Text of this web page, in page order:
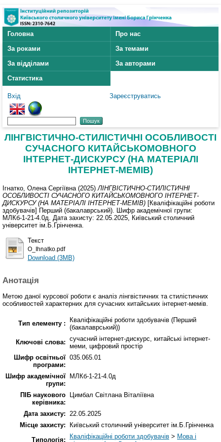
Головна
Про нас
За роками
За темами
За відділами
За авторами
Статистика
Вхід Зареєструватись
ЛІНГВІСТИЧНО-СТИЛІСТИЧНІ ОСОБЛИВОСТІ
СУЧАСНОГО КИТАЙСЬКОМОВНОГО
ІНТЕРНЕТ-ДИСКУРСУ (НА МАТЕРІАЛІ
ІНТЕРНЕТ-МЕМІВ)
Ігнатко, Олена Сергіївна (2025) ЛІНГВІСТИЧНО-СТИЛІСТИЧНІ
ОСОБЛИВОСТІ СУЧАСНОГО КИТАЙСЬКОМОВНОГО ІНТЕРНЕТ-
ДИСКУРСУ (НА МАТЕРІАЛІ ІНТЕРНЕТ-МЕМІВ) [Кваліфікаційні роботи
здобувачів] Перший (бакалаврський). Шифр академічної групи:
МЛКб-1-21-4.0д. Дата захисту: 22.05.2025, Київський столичний
університет ім.Б.Грінченка.
Текст
O_Ihnatko.pdf
Download (3MB)
Анотація
Метою даної курсової роботи є аналіз лінгвістичних та стилістичних
особливостей характерних для сучасних китайських інтернет-мемів.
Тип елементу :
Кваліфікаційні роботи здобувачів (Перший
(бакалаврський))
Ключові слова: сучасний інтернет-дискурс, китайські інтернет-
меми, цифровий простір
Шифр освітньої
програми:
035.065.01
Шифр академічної
групи:
МЛКб-1-21-4.0д
ПІБ наукового
керівника:
Цимбал Світлана Віталіївна
Дата захисту: 22.05.2025
Місце захисту:
Київський столичний університет ім.Б.Грінченка
Типологія:
Кваліфікаційні роботи здобувачів > Мова і